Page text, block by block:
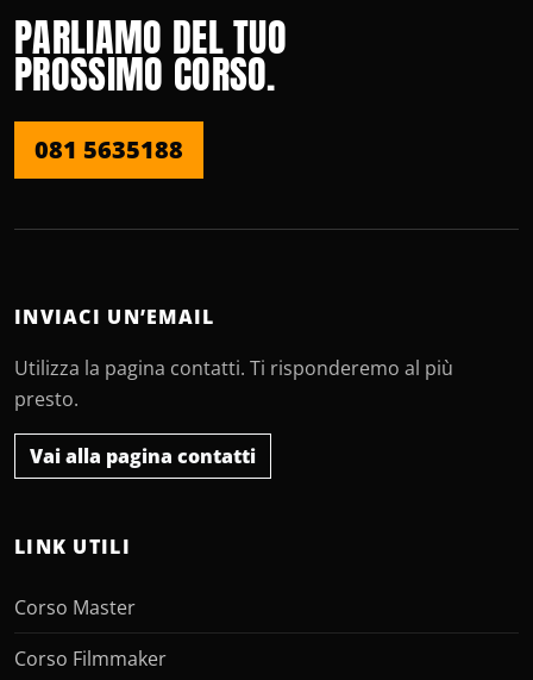
PARLIAMO DEL TUO
PROSSIMO CORSO.
081 5635188
INVIACI UN’EMAIL
Utilizza la pagina contatti. Ti risponderemo al più
presto.
Vai alla pagina contatti
LINK UTILI
Corso Master
Corso Filmmaker